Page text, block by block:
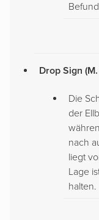
Drop Sign
Die
der
nach
liegt
Lage
halten.